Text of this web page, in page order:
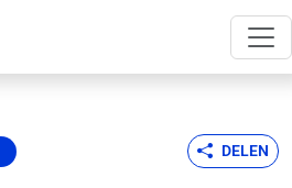
DELEN